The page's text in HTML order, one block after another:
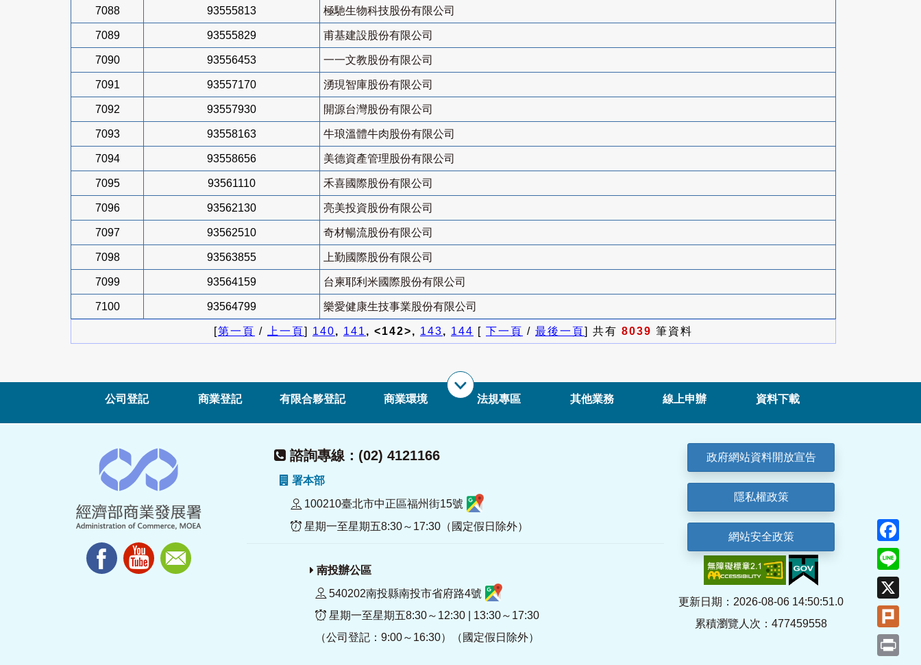
7088 93555813 極馳生物科技股份有限公司
7089 93555829 甫基建設股份有限公司
7090 93556453 一一文教股份有限公司
7091 93557170 湧現智庫股份有限公司
7092 93557930 開源台灣股份有限公司
7093 93558163 牛琅溫體牛肉股份有限公司
7094 93558656 美德資產管理股份有限公司
7095 93561110 禾喜國際股份有限公司
7096 93562130 亮美投資股份有限公司
7097 93562510 奇材暢流股份有限公司
7098 93563855 上勤國際股份有限公司
7099 93564159 台柬耶利米國際股份有限公司
7100 93564799 樂愛健康生技事業股份有限公司
[第一頁 / 上一頁] 140, 141, <142>, 143, 144 [ 下一頁 / 最後一頁] 共有 8039 筆資料
公司登記 商業登記 有限合夥登記 商業環境 法規專區 其他業務 線上申辦 資料下載
諮詢專線：(02) 4121166
署本部
100210臺北市中正區福州街15號
星期一至星期五8:30～17:30（國定假日除外）
南投辦公區
540202南投縣南投市省府路4號
星期一至星期五8:30～12:30 | 13:30～17:30
（公司登記：9:00～16:30）（國定假日除外）
政府網站資料開放宣告
隱私權政策
網站安全政策
更新日期：2026-08-06 14:50:51.0
累積瀏覽人次：477459558